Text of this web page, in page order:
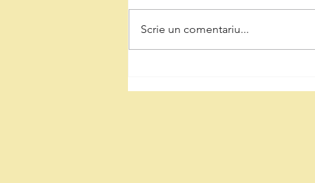
Scrie un comentariu...